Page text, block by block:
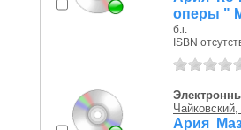
оперы "
б.г.
ISBN
Ария